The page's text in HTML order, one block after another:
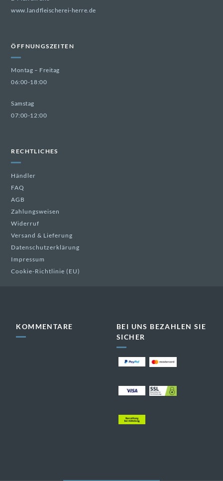
www.landfleischerei-herre.de
ÖFFNUNGSZEITEN
Montag – Freitag
06:00-18:00
Samstag
07:00-12:00
RECHTLICHES
Händler
FAQ
AGB
Zahlungsweisen
Widerruf
Versand & Lieferung
Datenschutzerklärung
Impressum
Cookie-Richtlinie (EU)
KOMMENTARE
BEI UNS BEZAHLEN SIE
SICHER
dekorativ dekorativ
dekorativ
dekorativ